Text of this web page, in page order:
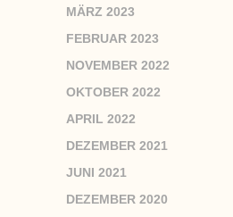
MÄRZ 2023
FEBRUAR 2023
NOVEMBER 2022
OKTOBER 2022
APRIL 2022
DEZEMBER 2021
JUNI 2021
DEZEMBER 2020